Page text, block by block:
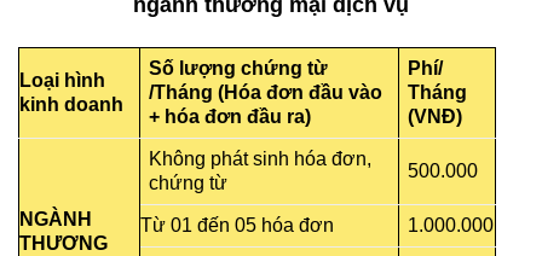
ngành thương mại dịch vụ
Loại hình
kinh doanh
Số lượng chứng từ
/Tháng (Hóa đơn đầu vào
+ hóa đơn đầu ra)
Phí/
Tháng
(VNĐ)
NGÀNH
THƯƠNG
Không phát sinh hóa đơn,
chứng từ
500.000
Từ 01 đến 05 hóa đơn 1.000.000